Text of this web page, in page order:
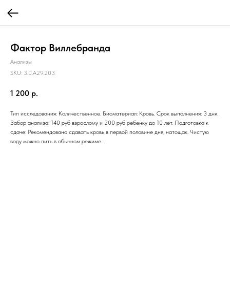
Фактор Виллебранда
Анализы
SKU: 3.0.A29.203
1 200 р.
Тип исследования: Количественное. Биоматериал: Кровь. Срок выполнения: 3 дня.
Забор анализа: 140 руб взрослому и 200 руб ребенку до 10 лет. Подготовка к
сдаче: Рекомендовано сдавать кровь в первой половине дня, натощак. Чистую
воду можно пить в обычном режиме..